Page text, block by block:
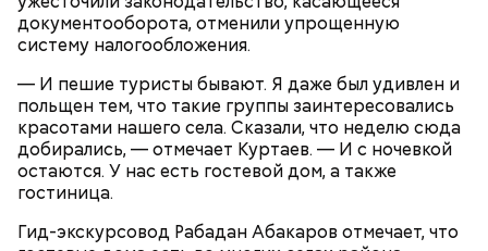
документооборота, отменили упрощенную
систему налогообложения.
— И пешие туристы бывают. Я даже был удивлен и
польщен тем, что такие группы заинтересовались
красотами нашего села. Сказали, что неделю сюда
добирались, — отмечает Куртаев. — И с ночевкой
остаются. У нас есть гостевой дом, а также
гостиница.
Гид-экскурсовод Рабадан Абакаров отмечает, что
Дальше нужно добавить немного растительного
масла, соль, а сверху бросить хаотично
порезанную брынзу. Затем добавляются помидоры
черри или грунтовые, — рассказал шеф-повар.
— Там может содержаться огромное количество
нитратов, которое вызовет головокружение,
гипоксию и ухудшение физического состояния, —